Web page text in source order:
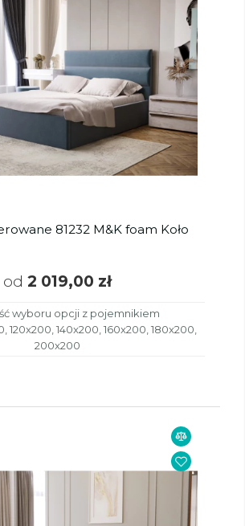
81232 M&K foam Koło
od 2 019,00 zł
wyboru opcji z pojemnikiem
120x200, 140x200, 160x200, 180x200,
200x200